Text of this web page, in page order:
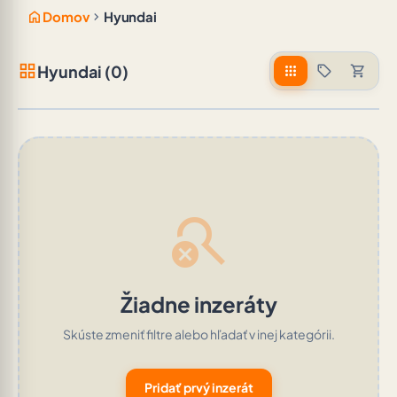
home Domov chevron_right Hyundai
grid_viewHyundai (0) apps sell shopping_cart
search_off
Žiadne inzeráty
Skúste zmeniť filtre alebo hľadať v inej kategórii.
Pridať prvý inzerát